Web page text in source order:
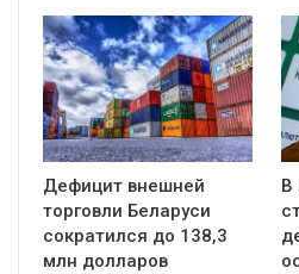
Дефицит внешней
торговли Беларуси
сократился до 138,3
млн долларов
В